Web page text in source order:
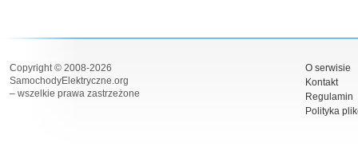
Copyright © 2008-2026
SamochodyElektryczne.org
– wszelkie prawa zastrzeżone
O serwisie
Kontakt
Regulamin
Polityka